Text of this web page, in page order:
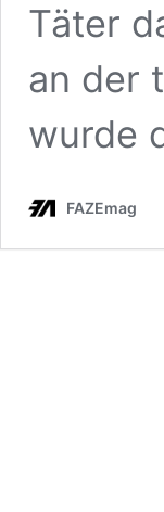
Täter
an der
wurde
FAZEmag